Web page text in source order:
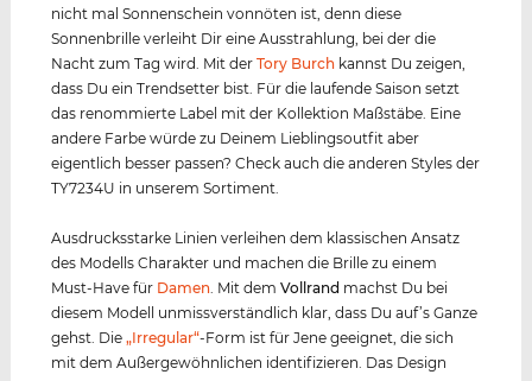
nicht mal Sonnenschein vonnöten ist, denn diese
Sonnenbrille verleiht Dir eine Ausstrahlung, bei der die
Nacht zum Tag wird. Mit derTory Burch kannst Du zeigen,
dass Du ein Trendsetter bist. Für die laufende Saison setzt
das renommierte Label mit der Kollektion Maßstäbe. Eine
andere Farbe würde zu Deinem Lieblingsoutfit aber
eigentlich besser passen? Check auch die anderen Styles der
TY7234U in unserem Sortiment.
Ausdrucksstarke Linien verleihen dem klassischen Ansatz
des Modells Charakter und machen die Brille zu einem
Must-Have für Damen. Mit demVollrand machst Du bei
diesem Modell unmissverständlich klar, dass Du auf’s Ganze
gehst. Die„Irregular“-Form ist für Jene geeignet, die sich
mit dem Außergewöhnlichen identifizieren. Das Design